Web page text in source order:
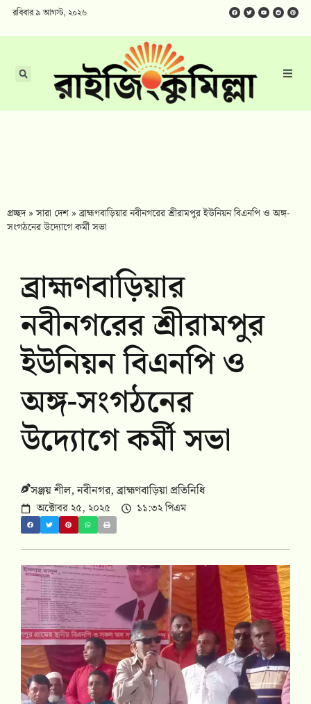
রবিবার ৯ আগস্ট, ২০২৬
প্রচ্ছদ»সারা দেশ »ব্রাহ্মণবাড়িয়ার নবীনগরের শ্রীরামপুর ইউনিয়ন বিএনপি ও অঙ্গ-
সংগঠনের উদ্যোগে কর্মী সভা
ব্রাহ্মণবাড়িয়ার
নবীনগরের শ্রীরামপুর
ইউনিয়ন বিএনপি ও
অঙ্গ-সংগঠনের
উদ্যোগে কর্মী সভা
সঞ্জয় শীল, নবীনগর, ব্রাহ্মণবাড়িয়া প্রতিনিধি
অক্টোবর ২৫, ২০২৫ ১১:৩২ পিএম